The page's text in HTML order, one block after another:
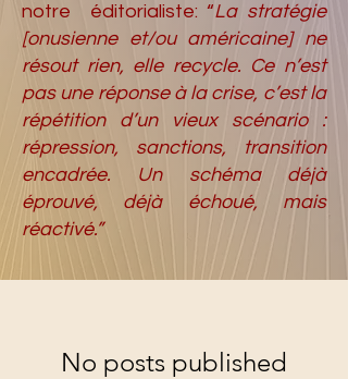
notre éditorialiste: “La stratégie
[onusienne et/ou américaine] ne
résout rien, elle recycle. Ce n’est
pas une réponse à la crise, c’est la
répétition d’un vieux scénario :
répression, sanctions, transition
encadrée. Un schéma déjà
éprouvé, déjà échoué, mais
réactivé.”
No posts published